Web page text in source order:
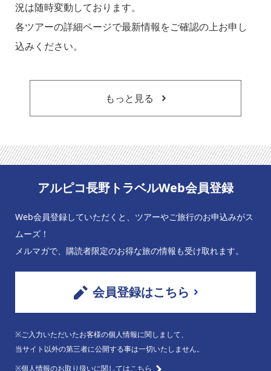
況は随時変動しております。
各ツアーの詳細ページで最新情報をご確認の上お申し
込みください。
もっと見る
アルピコ長野トラベルWeb会員登録
Web会員登録していただくと、ツアーやご旅行のお申込みがス
ムーズ！
メルマガで、購読者限定のお得な旅の情報も受け取れます。
会員登録はこちら
※ご入力いただいたお客様の個人情報に関しまして、
当サイト以外の第三者に公開する事は一切いたしません。
※個人情報のお取り扱いに関してはこちら